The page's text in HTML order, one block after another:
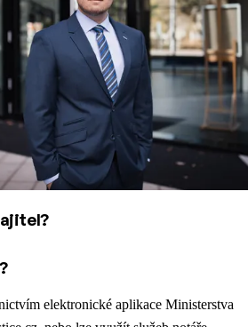
elektronické aplikace Ministerstva